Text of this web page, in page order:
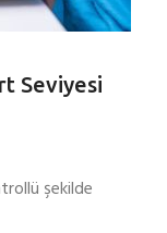
Seviyesi
şekilde